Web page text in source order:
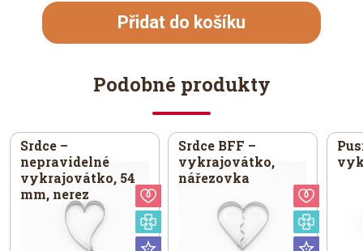
Přidat do košíku
Podobné produkty
Speciální
Srdce –
nepravidelné
vykrajovátko, 54
mm, nerez
Srdce BFF –
vykrajovátko,
nářezovka